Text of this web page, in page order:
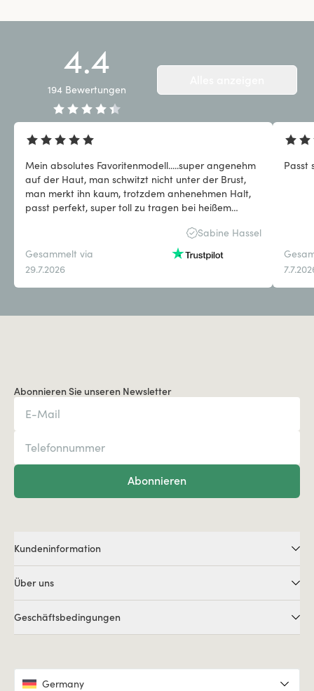
4.4
194 Bewertungen
Mein absolutes Favoritenmodell.....super angenehm
auf der Haut, man schwitzt nicht unter der Brust,
man merkt ihn kaum, trotzdem anhenehmen Halt,
passt perfekt, super toll zu tragen bei heißem
Sabine Hassel
Gesammelt via
29.7.2026
Passt
Abonnieren Sie unseren Newsletter
Abonnieren
Kundeninformation
Über uns
Geschäftsbedingungen
Germany